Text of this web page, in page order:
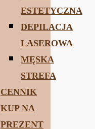
ESTETYCZNA
DEPILACJA
LASEROWA
MĘSKA
STREFA
CENNIK
KUP NA
PREZENT